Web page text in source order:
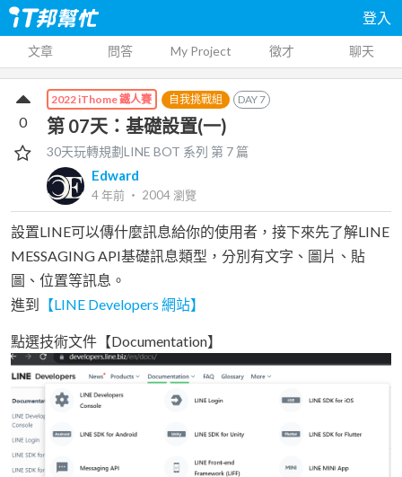
登入
文章 問答 My Project 徵才 聊天
2022 iThome 鐵人賽 自我挑戰組 DAY7
第 07天：基礎設置(一)
30天玩轉規劃LINE BOT 系列 第 7 篇
Edward
4 年前 ‧ 2004瀏覽
0
設置LINE可以傳什麼訊息給你的使用者，接下來先了解LINE
MESSAGING API基礎訊息類型，分別有文字、圖片、貼
圖、位置等訊息。
進到
【LINE Developers 網站】
點選技術文件【Documentation】